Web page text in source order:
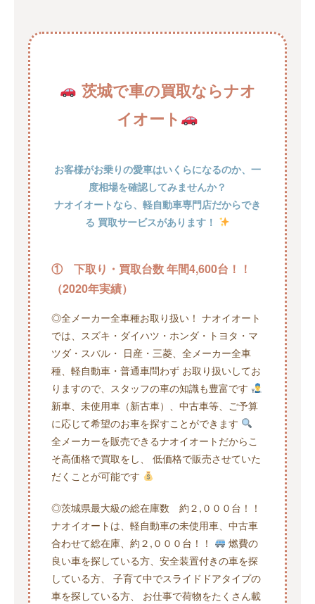
茨城で車の買取ならナオ
イオート
お客様がお乗りの愛車はいくらになるのか、一
度相場を確認してみませんか？
ナオイオートなら、軽自動車専門店だからでき
る 買取サービスがあります！
① 下取り・買取台数 年間4,600台！！
（2020年実績）
◎全メーカー全車種お取り扱い！ ナオイオート
では、スズキ・ダイハツ・ホンダ・トヨタ・マ
ツダ・スバル・ 日産・三菱、全メーカー全車
種、軽自動車・普通車問わず お取り扱いしてお
りますので、スタッフの車の知識も豊富です
新車、未使用車（新古車）、中古車等、ご予算
に応じて希望のお車を探すことができます
全メーカーを販売できるナオイオートだからこ
そ高価格で買取をし、 低価格で販売させていた
だくことが可能です
◎茨城県最大級の総在庫数 約２,０００台！！
ナオイオートは、軽自動車の未使用車、中古車
合わせて総在庫、約２,０００台！！
燃費の
良い車を探している方、安全装置付きの車を探
している方、 子育て中でスライドドアタイプの
車を探している方、 お仕事で荷物をたくさん載